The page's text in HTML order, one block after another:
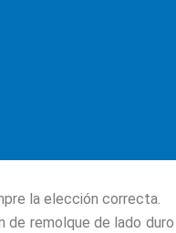
la elección correcta.
de remolque de lado